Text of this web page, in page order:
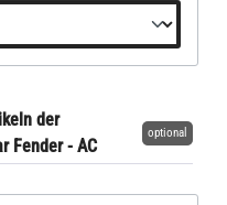
der
Fender - AC
optional